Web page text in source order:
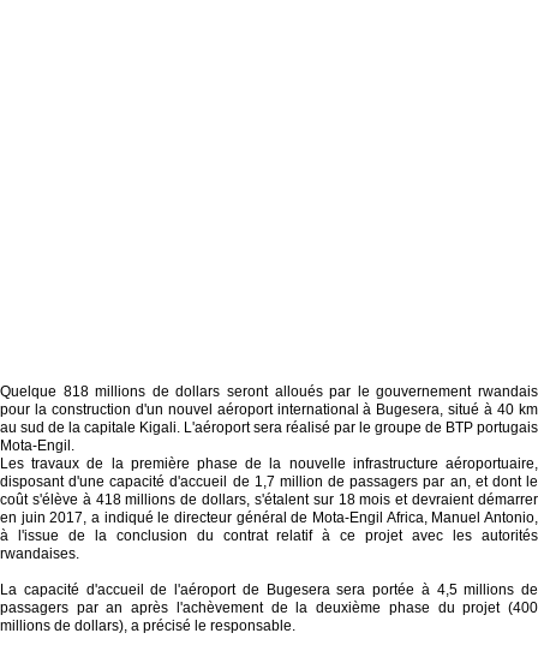
Quelque 818 millions de dollars seront alloués par le gouvernement rwandais
pour la construction d'un nouvel aéroport international à Bugesera, situé à 40 km
au sud de la capitale Kigali. L'aéroport sera réalisé par le groupe de BTP portugais
Mota-Engil.
Les travaux de la première phase de la nouvelle infrastructure aéroportuaire,
disposant d'une capacité d'accueil de 1,7 million de passagers par an, et dont le
coût s'élève à 418 millions de dollars, s'étalent sur 18 mois et devraient démarrer
en juin 2017, a indiqué le directeur général de Mota-Engil Africa, Manuel Antonio,
à l'issue de la conclusion du contrat relatif à ce projet avec les autorités
rwandaises.
La capacité d'accueil de l'aéroport de Bugesera sera portée à 4,5 millions de
passagers par an après l'achèvement de la deuxième phase du projet (400
millions de dollars), a précisé le responsable.